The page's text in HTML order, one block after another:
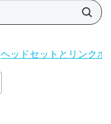
ヘッドセットとリンクボ